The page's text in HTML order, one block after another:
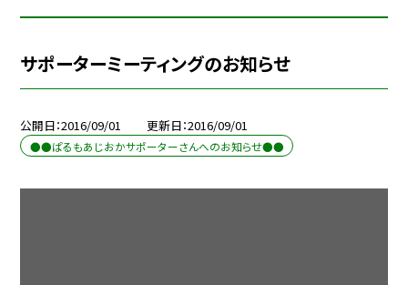
サポーターミーティングのお知らせ
公開日 2016/09/01 更新日 2016/09/01
●●ぱるもあじおかサポーターさんへのお知らせ●●